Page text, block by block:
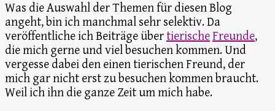
Was die Auswahl der Themen für diesen Blog
angeht, bin ich manchmal sehr selektiv. Da
veröffentliche ich Beiträge übertierischeFreunde,
die mich gerne und viel besuchen kommen. Und
vergesse dabei den einen tierischen Freund, der
mich gar nicht erst zu besuchen kommen braucht.
Weil ich ihn die ganze Zeit um mich habe.